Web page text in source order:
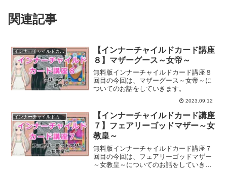
関連記事
インナーチャイルドカード講座
【インナーチャイルドカード講座
８】マザーグース～女帝～
無料版インナーチャイルドカード講座８
回目の今回は、マザーグース～女帝～に
ついてのお話をしていきます。
2023.09.12
インナーチャイルドカード講座
【インナーチャイルドカード講座
７】フェアリーゴッドマザー～女
教皇～
無料版インナーチャイルドカード講座７
回目の今回は、フェアリーゴッドマザー
～女教皇～についてのお話をしていきま